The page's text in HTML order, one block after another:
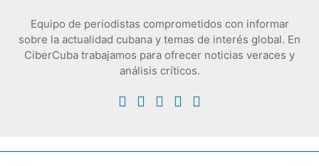
Equipo de periodistas comprometidos con informar
sobre la actualidad cubana y temas de interés global. En
CiberCuba trabajamos para ofrecer noticias veraces y
análisis críticos.